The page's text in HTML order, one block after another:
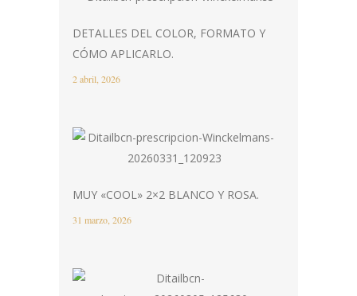
DETALLES DEL COLOR, FORMATO Y
CÓMO APLICARLO.
2 abril, 2026
MUY «COOL» 2×2 BLANCO Y ROSA.
31 marzo, 2026